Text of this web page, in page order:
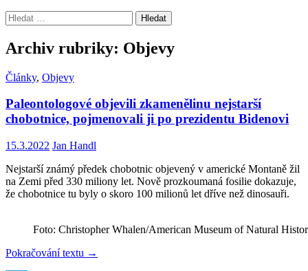
Vyhledávání
Archiv rubriky: Objevy
Články, Objevy
Paleontologové objevili zkamenělinu nejstarší
chobotnice, pojmenovali ji po prezidentu Bidenovi
15.3.2022 Jan Handl
Nejstarší známý předek chobotnic objevený v americké Montaně žil
na Zemi před 330 miliony let. Nově prozkoumaná fosilie dokazuje,
že chobotnice tu byly o skoro 100 milionů let dříve než dinosauři.
Foto: Christopher Whalen/American Museum of Natural
Pokračování textu Paleontologové
→